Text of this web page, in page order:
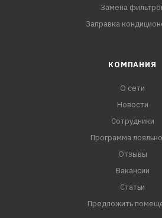
Замена
Заправка
КОМПАНИЯ
О сети
Новости
Сотрудники
Программа
Отзывы
Вакансии
Статьи
Предложить